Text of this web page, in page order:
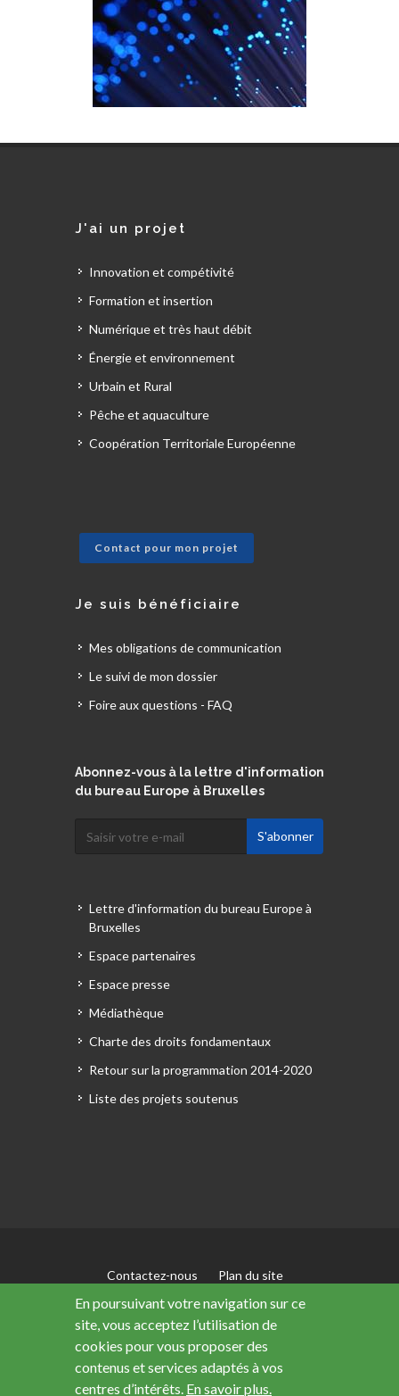
En poursuivant votre navigation sur ce
site, vous acceptez l’utilisation de
cookies pour vous proposer des
contenus et services adaptés à vos
centres d’intérêts. En savoir plus.
J'ai un projet
Innovation et compétivité
Formation et insertion
Numérique et très haut débit
Énergie et environnement
Urbain et Rural
Pêche et aquaculture
Coopération Territoriale Européenne
Contact pour mon projet
Je suis bénéficiaire
Mes obligations de communication
Le suivi de mon dossier
Foire aux questions - FAQ
Abonnez-vous à la lettre d'information
du bureau Europe à Bruxelles
Lettre d'information du bureau Europe à
Bruxelles
Espace partenaires
Espace presse
Médiathèque
Charte des droits fondamentaux
Retour sur la programmation 2014-2020
Liste des projets soutenus
Contactez-nous
Plan du site
Mentions légales
Accessibilité : non conforme
Données personnelles